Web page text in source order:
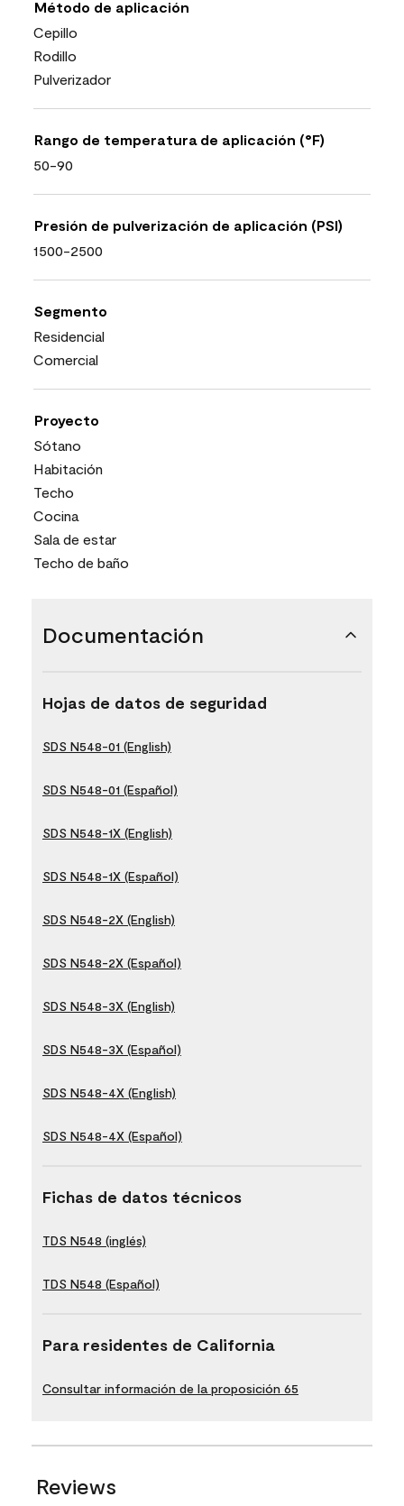
Método de aplicación
Cepillo
Rodillo
Pulverizador
Rango de temperatura de aplicación (°F)
50-90
Presión de pulverización de aplicación (PSI)
1500-2500
Segmento
Residencial
Comercial
Proyecto
Sótano
Habitación
Techo
Cocina
Sala de estar
Techo de baño
Documentación
Hojas de datos de seguridad
SDS N548-01 (English)
SDS N548-01 (Español)
SDS N548-1X (English)
SDS N548-1X (Español)
SDS N548-2X (English)
SDS N548-2X (Español)
SDS N548-3X (English)
SDS N548-3X (Español)
SDS N548-4X (English)
SDS N548-4X (Español)
Fichas de datos técnicos
TDS N548 (inglés)
TDS N548 (Español)
Para residentes de California
Consultar información de la proposición 65
Reviews